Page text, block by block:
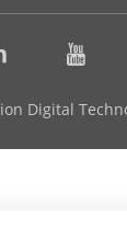
Digital